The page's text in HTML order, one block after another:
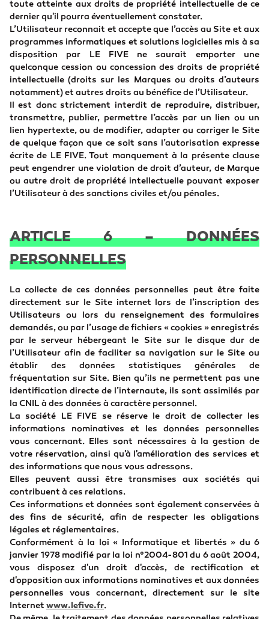
toute atteinte aux droits de propriété intellectuelle de ce
dernier qu'il pourra éventuellement constater.
L’Utilisateur reconnait et accepte que l’accès au Site et aux
programmes informatiques et solutions logicielles mis à sa
disposition par LE FIVE ne saurait emporter une
quelconque cession ou concession des droits de propriété
intellectuelle (droits sur les Marques ou droits d’auteurs
notamment) et autres droits au bénéfice de l’Utilisateur.
Il est donc strictement interdit de reproduire, distribuer,
transmettre, publier, permettre l’accès par un lien ou un
lien hypertexte, ou de modifier, adapter ou corriger le Site
de quelque façon que ce soit sans l’autorisation expresse
écrite de LE FIVE. Tout manquement à la présente clause
peut engendrer une violation de droit d’auteur, de Marque
ou autre droit de propriété intellectuelle pouvant exposer
l’Utilisateur à des sanctions civiles et/ou pénales.
ARTICLE 6 – DONNÉES
PERSONNELLES
La collecte de ces données personnelles peut être faite
directement sur le Site internet lors de l’inscription des
Utilisateurs ou lors du renseignement des formulaires
demandés, ou par l’usage de fichiers « cookies » enregistrés
par le serveur hébergeant le Site sur le disque dur de
l’Utilisateur afin de faciliter sa navigation sur le Site ou
établir des données statistiques générales de
fréquentation sur Site. Bien qu’ils ne permettent pas une
identification directe de l’internaute, ils sont assimilés par
la CNIL à des données à caractère personnel.
La société LE FIVE se réserve le droit de collecter les
informations nominatives et les données personnelles
vous concernant. Elles sont nécessaires à la gestion de
votre réservation, ainsi qu'à l'amélioration des services et
des informations que nous vous adressons.
Elles peuvent aussi être transmises aux sociétés qui
contribuent à ces relations.
Ces informations et données sont également conservées à
des fins de sécurité, afin de respecter les obligations
légales et réglementaires.
Conformément à la loi « Informatique et libertés » du 6
janvier 1978 modifié par la loi n°2004-801 du 6 août 2004,
vous disposez d'un droit d'accès, de rectification et
d'opposition aux informations nominatives et aux données
personnelles vous concernant, directement sur le site
Internet www.lefive.fr.